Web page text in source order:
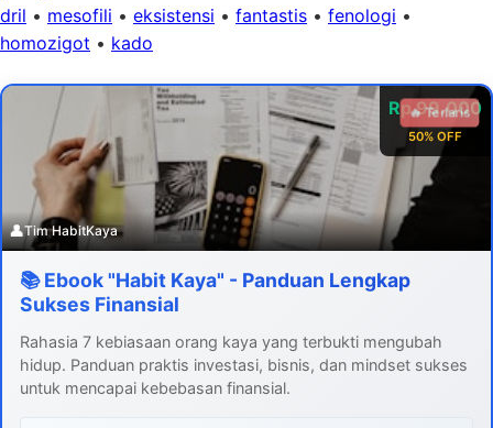
dril • mesofili • eksistensi • fantastis • fenologi •
homozigot • kado
Rp 99.000
50% OFF
🔥 Terlaris
👤Tim HabitKaya
📚 Ebook "Habit Kaya" - Panduan Lengkap
Sukses Finansial
Rahasia 7 kebiasaan orang kaya yang terbukti mengubah
hidup. Panduan praktis investasi, bisnis, dan mindset sukses
untuk mencapai kebebasan finansial.